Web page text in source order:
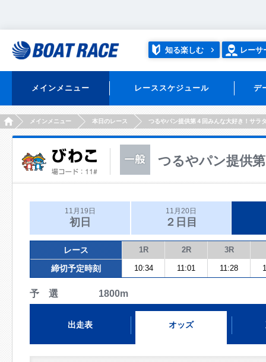
知る楽しむ レーサ
メインメニュー レーススケジュール デ
HOMEメインメニュー 本日のレース つるやパン提供第４回みんな大好き！サラ
つるやパン提供
11月19日
初日
11月20日
２日目
レース 1R 2R 3R
締切予定時刻 10:34 11:01 11:28
予 選 1800m
出走表 オッズ